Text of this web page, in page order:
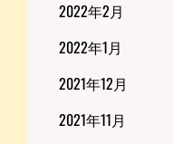
2022年2月
2022年1月
2021年12月
2021年11月